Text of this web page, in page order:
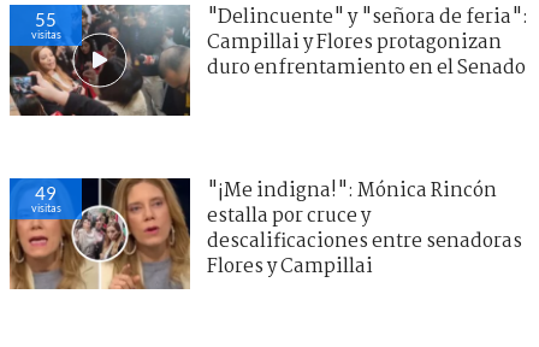
55
visitas
"Delincuente" y "señora de feria":
Campillai y Flores protagonizan
duro enfrentamiento en el Senado
49
visitas
"¡Me indigna!": Mónica Rincón
estalla por cruce y
descalificaciones entre senadoras
Flores y Campillai